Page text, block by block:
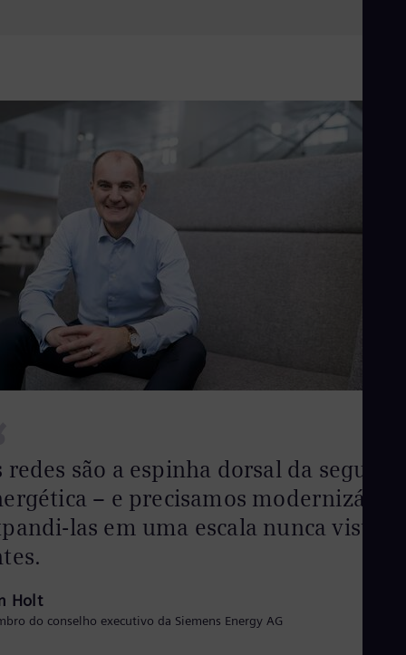
redes são a espinha dorsal da
– e precisamos modernizá-las
las em uma escala nunca vista
Holt
do conselho executivo da Siemens Energy AG